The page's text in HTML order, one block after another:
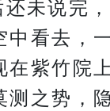
未说完
中看去，
在紫竹院
之势，